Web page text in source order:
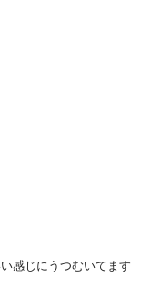
感じにうつむいてます